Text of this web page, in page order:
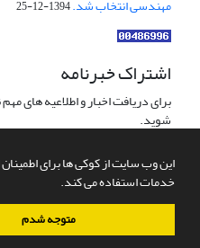
این وب سایت از کوکی ها برای اطمینان
خدمات استفاده می کند.
متوجه شدم
مهندسی انتخاب شد.1394-12-25
اشتراک خبرنامه
برای دریافت اخبار و اطلاعیه های
شوید.
سامانه مدیریت نشریات علمی.